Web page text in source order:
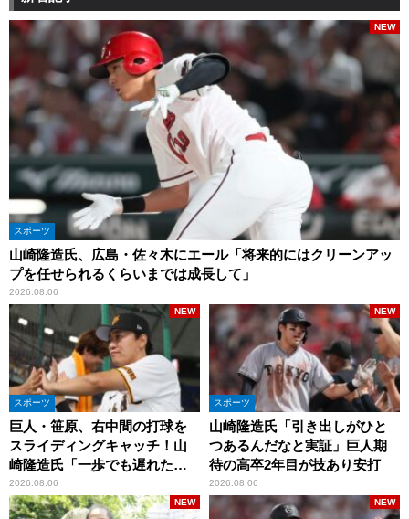
スポーツ
山崎隆造氏、広島・佐々木にエール「将来的にはクリーンアッ
プを任せられるくらいまでは成長して」
2026.08.06
NEW
スポーツ
巨人・笹原、右中間の打球を
スライディングキャッチ！山
崎隆造氏「一歩でも遅れた
ら…」
2026.08.06
NEW
スポーツ
山崎隆造氏「引き出しがひと
つあるんだなと実証」巨人期
待の高卒2年目が技あり安打
2026.08.06
NEW
NEW NEW